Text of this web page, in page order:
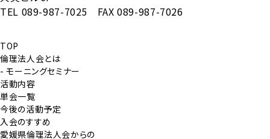
TEL 089-987-7025 FAX 089-987-7026
TOP
倫理法人会とは
- モーニングセミナー
活動内容
単会一覧
今後の活動予定
入会のすすめ
愛媛県倫理法人会からの